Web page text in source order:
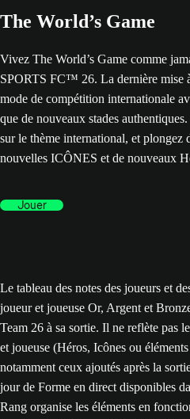
The World’s Game
Vivez The World’s Game comme
SPORTS FC™ 26. La dernière mise
mode de compétition internationale
que de nouveaux stades
sur le thème international, et plongez
nouvelles ICÔNES et de nouveaux
Jouer
Le tableau des notes des joueurs et
joueur et joueuse Or, Argent et
Team 26 à sa sortie. Il ne reflète pas
et joueuse (Héros, Icônes ou
notamment ceux ajoutés après la
jour de Forme en direct disponibles
Rang organise les éléments en